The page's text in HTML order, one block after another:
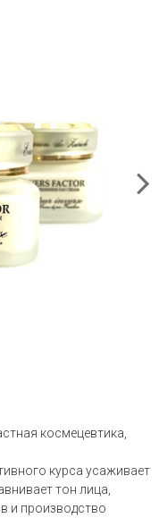
космецевтика,
курса усаживает
тон лица,
и производство